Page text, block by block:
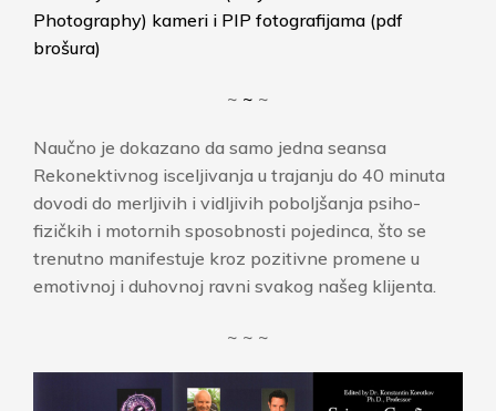
Photography) kameri i PIP fotografijama (pdf
brošura)
~ ~ ~
Naučno je dokazano da samo jedna seansa
Rekonektivnog isceljivanja u trajanju do 40 minuta
dovodi do merljivih i vidljivih poboljšanja psiho-
fizičkih i motornih sposobnosti pojedinca, što se
trenutno manifestuje kroz pozitivne promene u
emotivnoj i duhovnoj ravni svakog našeg klijenta.
~ ~ ~